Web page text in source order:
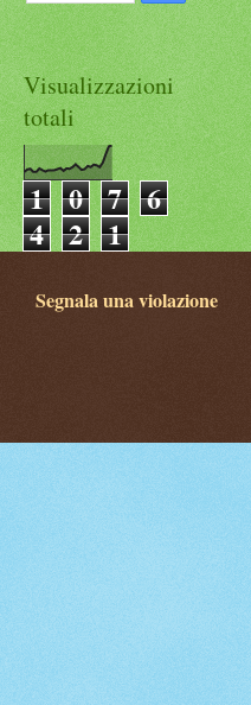
Visualizzazioni
totali
1 0 7 6
4 2 1
Segnala una violazione